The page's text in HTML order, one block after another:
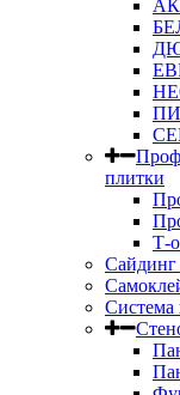
плитки
Т-